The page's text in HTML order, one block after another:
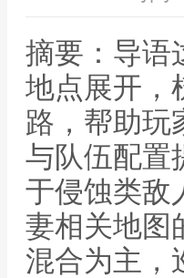
摘要：导语
地点展开，
路，帮助玩
与队伍配置
于侵蚀类敌
妻相关地图
混合为主，